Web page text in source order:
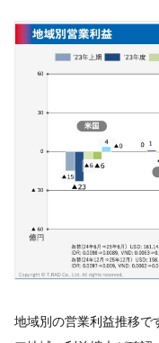
地域別の営業利益推移で